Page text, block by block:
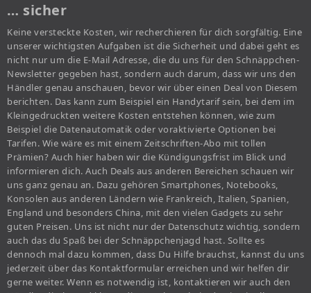
… sicher
Keine versteckte Kosten, wir recherchieren für dich sorgfältig. Eine
unserer wichtigsten Aufgaben ist die Sicherheit und dabei geht es
nicht nur um die E-Mail Adresse, die du uns für den Schnäppchen-
Newsletter gegeben hast, sondern auch darum, dass wir uns den
Händler genau anschauen, bevor wir über einen Deal von Diesem
berichten. Das kann zum Beispiel ein Handytarif sein, bei dem im
Kleingedruckten weitere Kosten entstehen können, wie zum
Beispiel die Datenautomatik oder voraktivierte Optionen bei
Tarifen. Wie wäre es mit einem Zeitschriften-Abo mit tollen
Prämien? Auch hier haben wir die Kündigungsfrist im Blick und
informieren dich. Auch Deals aus anderen Bereichen schauen wir
uns ganz genau an. Dazu gehören Smartphones, Notebooks,
Konsolen aus anderen Ländern wie Frankreich, Italien, Spanien,
England und besonders China, mit den vielen Gadgets zu sehr
guten Preisen. Uns ist nicht nur der Datenschutz wichtig, sondern
auch das du Spaß bei der Schnäppchenjagd hast. Sollte es
dennoch mal dazu kommen, dass Du Hilfe brauchst, kannst du uns
jederzeit über das Kontaktformular erreichen und wir helfen dir
gerne weiter. Wenn es notwendig ist, kontaktieren wir auch den